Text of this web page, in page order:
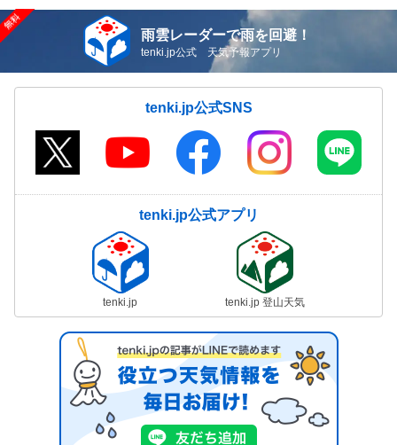
雨雲レーダーで雨を回避！
tenki.jp公式 天気予報アプリ
tenki.jp公式SNS
tenki.jp公式アプリ
tenki.jp tenki.jp 登山天気